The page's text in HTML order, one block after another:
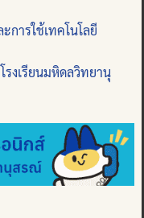
การใช้เทคโนโลยี
รงเรียนมหิดลวิทยานุ